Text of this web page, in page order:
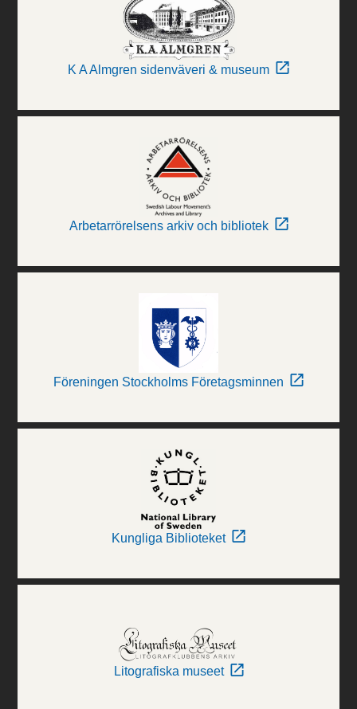
K A Almgren sidenväveri & museum
Arbetarrörelsens arkiv och bibliotek
Föreningen Stockholms Företagsminnen
Kungliga Biblioteket
Litografiska museet